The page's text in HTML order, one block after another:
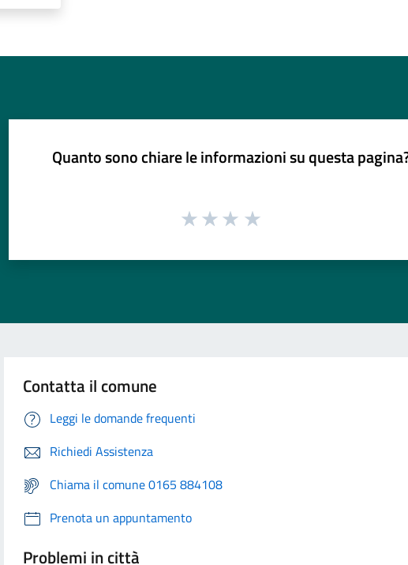
Quanto sono chiare le informazioni su questa
Contatta il comune
Leggi le domande frequenti
Richiedi Assistenza
Chiama il comune 0165 884108
Prenota un appuntamento
Problemi in città